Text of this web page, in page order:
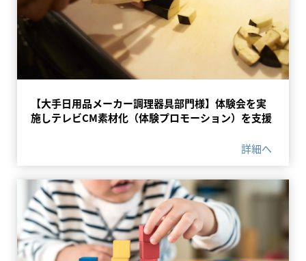
【大手日用品メーカー調理器具部門様】体験会を実
施しテレビCM素材化（体験プロモーション）を支援
詳細へ